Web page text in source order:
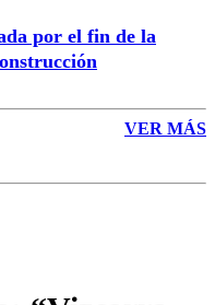
por el fin de la
VER MÁS